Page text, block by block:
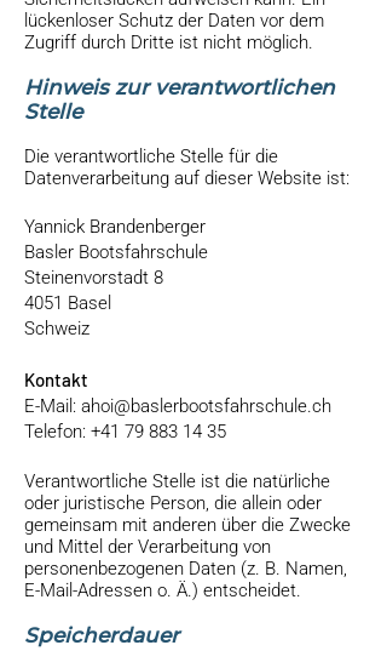
lückenloser Schutz der Daten vor dem
Zugriff durch Dritte ist nicht möglich.
Hinweis zur verantwortlichen
Stelle
Die verantwortliche Stelle für die
Datenverarbeitung auf dieser Website ist:
Yannick Brandenberger
Basler Bootsfahrschule
Steinenvorstadt 8
4051 Basel
Schweiz
Kontakt
E-Mail: ahoi@baslerbootsfahrschule.ch
Telefon: +41 79 883 14 35
Verantwortliche Stelle ist die natürliche
oder juristische Person, die allein oder
gemeinsam mit anderen über die Zwecke
und Mittel der Verarbeitung von
personenbezogenen Daten (z. B. Namen,
E-Mail-Adressen o. Ä.) entscheidet.
Speicherdauer